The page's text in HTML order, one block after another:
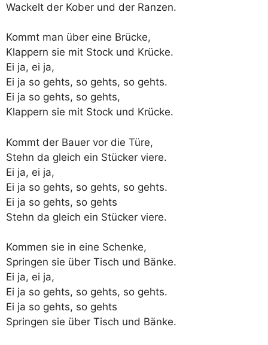
Wackelt der Kober und der Ranzen.
Kommt man über eine Brücke,
Klappern sie mit Stock und Krücke.
Ei ja, ei ja,
Ei ja so gehts, so gehts, so gehts.
Ei ja so gehts, so gehts,
Klappern sie mit Stock und Krücke.
Kommt der Bauer vor die Türe,
Stehn da gleich ein Stücker viere.
Ei ja, ei ja,
Ei ja so gehts, so gehts, so gehts.
Ei ja so gehts, so gehts
Stehn da gleich ein Stücker viere.
Kommen sie in eine Schenke,
Springen sie über Tisch und Bänke.
Ei ja, ei ja,
Ei ja so gehts, so gehts, so gehts.
Ei ja so gehts, so gehts
Springen sie über Tisch und Bänke.